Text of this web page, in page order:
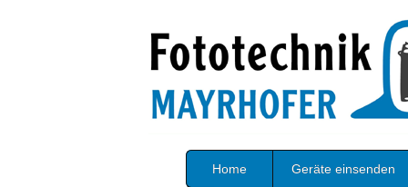
Home Geräte einsenden